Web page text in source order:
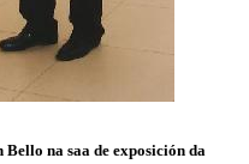
na saa de exposición da